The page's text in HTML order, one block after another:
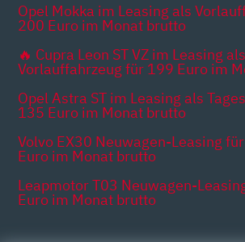
Opel Mokka im Leasing als
200 Euro im Monat brutto
🔥 Cupra Leon ST VZ im Leasing als
Vorlauffahrzeug für 199 Euro im
Opel Astra ST im Leasing als
135 Euro im Monat brutto
Volvo EX30 Neuwagen-Leasing
Euro im Monat brutto
Leapmotor T03 Neuwagen-
Euro im Monat brutto